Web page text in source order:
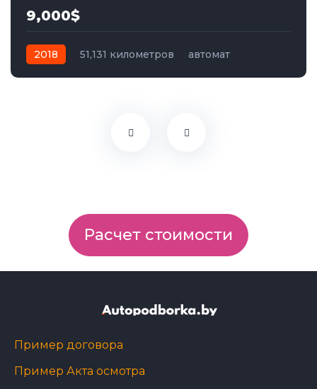
9,000$
2018 51,131 километров
автомат
Расчет стоимости
Пример договора
Пример Акта осмотра